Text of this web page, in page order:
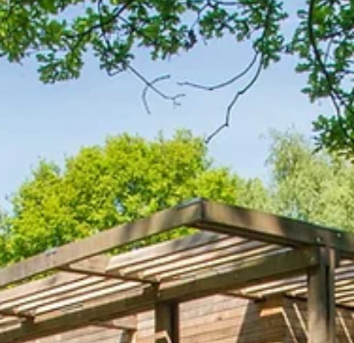
felle kleuren van de jaren '80, begon onze zoektocht
naar design van de afgelopen 40 jaar. Cruciaal daarbij:
de inrichting moest 100% circulair zijn. Jarenlang
speurden we op Marktplaats en in de
om unieke 'circulaire eyecatchers' te verzamelen. We
vertellen je graag meer over het bijzondere interieur